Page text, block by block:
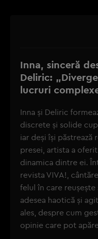
Inna, sinceră
Deliric:
lucruri
Inna și Deliric
discrete și solide
iar deși își
presei, artista a
dinamica dintre ei.
revista VIVA!,
felul în care reușește
adesea haotică și
ales, despre cum
opinie care pot